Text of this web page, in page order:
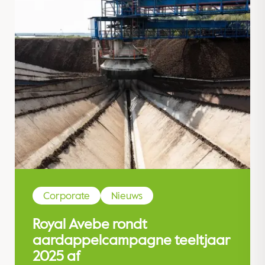
Corporate Nieuws
Royal Avebe rondt
aardappelcampagne teeltjaar
2025 af